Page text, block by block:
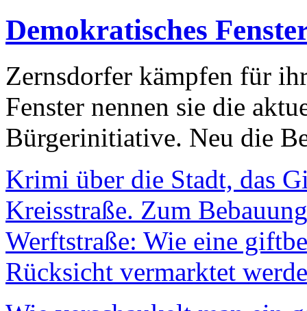
Demokratisches
Zernsdorfer kämpfen für
Fenster nennen sie die
Bürgerinitiative. Neu die
Krimi über die Stadt, das
Kreisstraße. Zum
Werftstraße: Wie eine
Rücksicht vermarktet